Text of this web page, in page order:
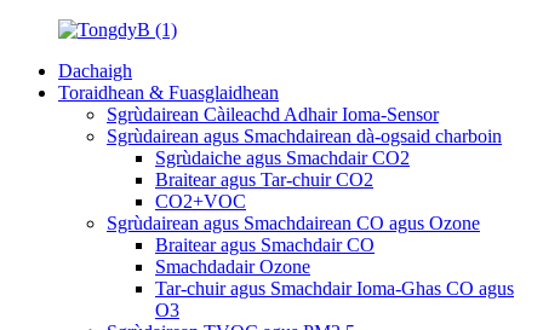
Dachaigh
Toraidhean & Fuasglaidhean
Sgrùdairean Càileachd Adhair Ioma-Sensor
Sgrùdairean agus Smachdairean dà-ogsaid charboin
Sgrùdaiche agus Smachdair CO2
Braitear agus Tar-chuir CO2
CO2+VOC
Sgrùdairean agus Smachdairean CO agus Ozone
Braitear agus Smachdair CO
Smachdadair Ozone
Tar-chuir agus Smachdair Ioma-Ghas CO agus
O3